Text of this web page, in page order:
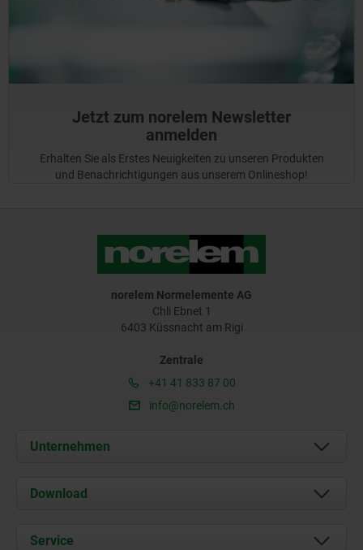
Jetzt zum norelem Newsletter
anmelden
Erhalten Sie als Erstes Neuigkeiten zu unseren Produkten
und Benachrichtigungen aus unserem Onlineshop!
norelem Normelemente AG
Chli Ebnet 1
6403 Küssnacht am Rigi
Zentrale
+41 41 833 87 00
info@norelem.ch
Unternehmen
Über uns
Kontakt
Download
Dokumente
Service